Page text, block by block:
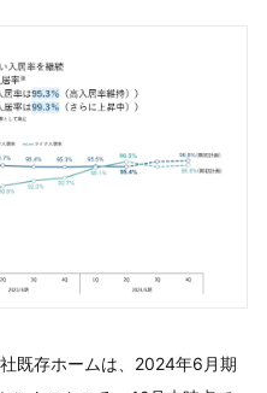
既存ホームは、2024年6月期